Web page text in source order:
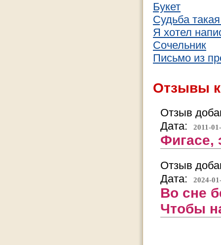
Букет
Судьба
Я хотел
Сочельник
Письмо из
Отзывы
Отзыв
Дата:
2011-
Фигасе,
Отзыв
Дата:
2024-
Во сне
Чтобы